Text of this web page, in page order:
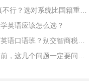
2026重庆成人英语外教避坑指南：菲教真不行？选对系统比国籍重要100倍！
英语应该怎么选？
【山东职场人避坑指南】花一万块报线下英语口语班？别交智商税了！
【北京成人英语培训避坑指南】选择机构前，这几个问题一定要问清楚